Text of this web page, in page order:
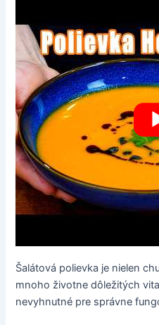
Šalátová polievka je nielen
mnoho životne dôležitých
nevyhnutné pre správne